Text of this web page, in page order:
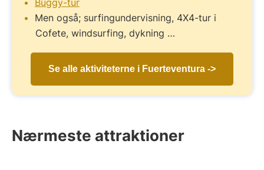
Buggy-tur
Men også; surfingundervisning, 4X4-tur i
Cofete, windsurfing, dykning …
Se alle aktiviteterne i Fuerteventura ->
Nærmeste attraktioner